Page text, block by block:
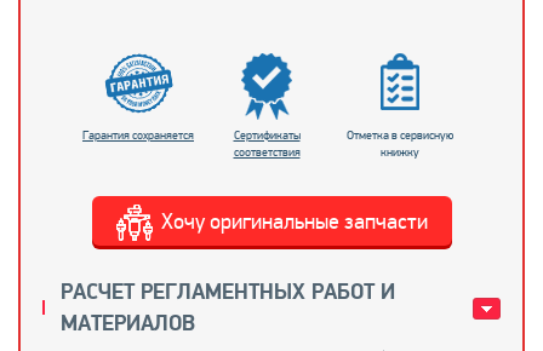
Гарантия сохраняется
Сертификаты
соответствия
Отметка в сервисную
книжку
Хочу оригинальные запчасти
РАСЧЕТ РЕГЛАМЕНТНЫХ РАБОТ И
МАТЕРИАЛОВ